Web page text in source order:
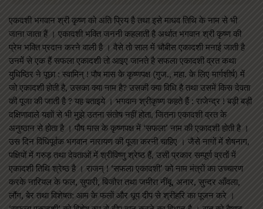
एकदशी भगवान श्री कृष्ण को अति प्रिय है तथा इसे माधव तिथि के नाम से भी
जाना जाता हैं । एकादशी भक्ति जननी कहलाती है अर्थात भगवान श्री कृष्ण की
प्रेम भक्ति प्रदान करने वाली है । वैसे तो साल में चौबीस एकादशी मनाई जाती है
उनमें से एक हैं सफला एकादशी तो आइए जानते है सफला एकादशी व्रत कथा
युधिष्ठिर ने पूछा : स्वामिन् ! पौष मास के कृष्णपक्ष (गुज., महा. के लिए मार्गशीर्ष) में
जो एकादशी होती है, उसका क्या नाम है? उसकी क्या विधि है तथा उसमें किस देवता
की पूजा की जाती है ? यह बताइये । भगवान श्रीकृष्ण कहते हैं : राजेन्द्र ! बड़ी बड़ी
दक्षिणावाले यज्ञों से भी मुझे उतना संतोष नहीं होता, जितना एकादशी व्रत के
अनुष्ठान से होता है । पौष मास के कृष्णपक्ष में ‘सफला’ नाम की एकादशी होती है ।
उस दिन विधिपूर्वक भगवान नारायण की पूजा करनी चाहिए । जैसे नागों में शेषनाग,
पक्षियों में गरुड़ तथा देवताओं में श्रीविष्णु श्रेष्ठ हैं, उसी प्रकार सम्पूर्ण व्रतों में
एकादशी तिथि श्रेष्ठ है । राजन् ! ‘सफला एकादशी’ को नाम मंत्रों का उच्चारण
करके नारियल के फल, सुपारी, बिजौरा तथा जमीरा नींबू, अनार, सुन्दर आँवला,
लौंग, बेर तथा विशेषत: आम के फलों और धूप दीप से श्रीहरि का पूजन करे ।